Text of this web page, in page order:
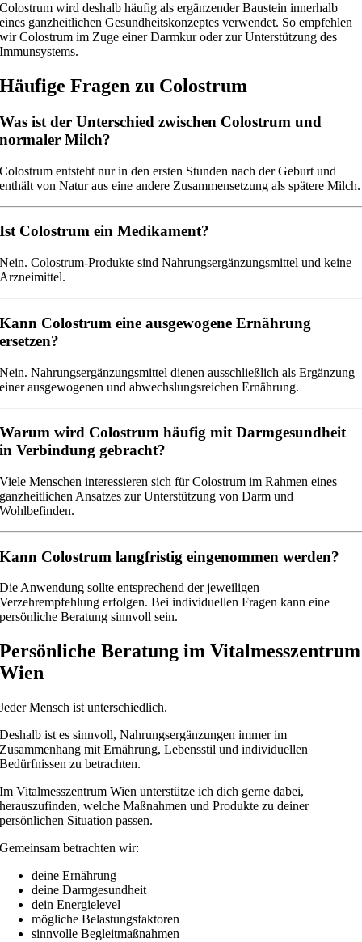
Colostrum wird deshalb häufig als ergänzender Baustein innerhalb
eines ganzheitlichen Gesundheitskonzeptes verwendet. So empfehlen
wir Colostrum im Zuge einer Darmkur oder zur Unterstützung des
Immunsystems.
Häufige Fragen zu Colostrum
Was ist der Unterschied zwischen Colostrum und
normaler Milch?
Colostrum entsteht nur in den ersten Stunden nach der Geburt und
enthält von Natur aus eine andere Zusammensetzung als spätere Milch.
Ist Colostrum ein Medikament?
Nein. Colostrum-Produkte sind Nahrungsergänzungsmittel und keine
Arzneimittel.
Kann Colostrum eine ausgewogene Ernährung
ersetzen?
Nein. Nahrungsergänzungsmittel dienen ausschließlich als Ergänzung
einer ausgewogenen und abwechslungsreichen Ernährung.
Warum wird Colostrum häufig mit Darmgesundheit
in Verbindung gebracht?
Viele Menschen interessieren sich für Colostrum im Rahmen eines
ganzheitlichen Ansatzes zur Unterstützung von Darm und
Wohlbefinden.
Kann Colostrum langfristig eingenommen werden?
Die Anwendung sollte entsprechend der jeweiligen
Verzehrempfehlung erfolgen. Bei individuellen Fragen kann eine
persönliche Beratung sinnvoll sein.
Persönliche Beratung im Vitalmesszentrum
Wien
Jeder Mensch ist unterschiedlich.
Deshalb ist es sinnvoll, Nahrungsergänzungen immer im
Zusammenhang mit Ernährung, Lebensstil und individuellen
Bedürfnissen zu betrachten.
Im Vitalmesszentrum Wien unterstütze ich dich gerne dabei,
herauszufinden, welche Maßnahmen und Produkte zu deiner
persönlichen Situation passen.
Gemeinsam betrachten wir:
deine Ernährung
deine Darmgesundheit
dein Energielevel
mögliche Belastungsfaktoren
sinnvolle Begleitmaßnahmen